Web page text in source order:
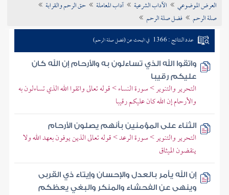
تراجم الأعلام
العرض الموضوعي الآداب الشرعية آداب المعاملة
حق الرحم والقرابة
صلة الرحم
فضل صلة الرحم
عدد النتائج : 1366 في البحث عن (فضل صلة الرحم)
واتقوا الله الذي تساءلون به والأرحام إن الله كان
عليكم رقيبا
التحرير والتنوير > سورة النساء > قوله تعالى واتقوا الله الذي تساءلون به
والأرحام إن الله كان عليكم رقيبا
الثناء على المؤمنين بأنهم يصلون الأرحام
التحرير والتنوير > سورة الرعد > قوله تعالى الذين يوفون بعهد الله ولا
ينقضون الميثاق
إن الله يأمر بالعدل والإحسان وإيتاء ذي القربى
وينهى عن الفحشاء والمنكر والبغي يعظكم